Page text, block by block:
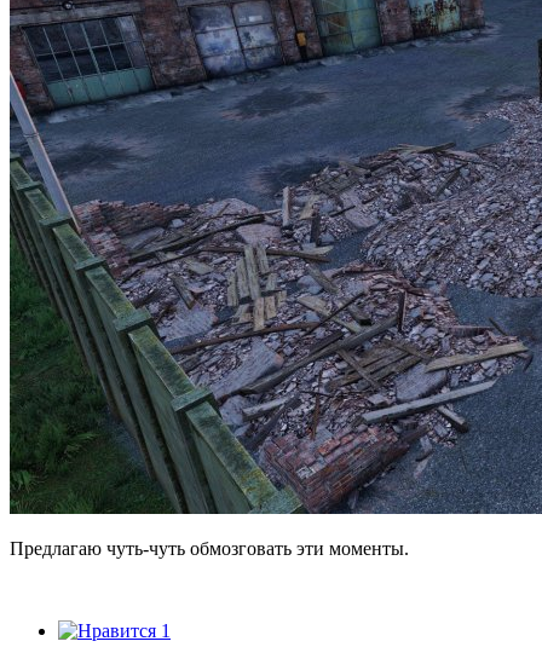
Предлагаю чуть-чуть обмозговать эти моменты.
1